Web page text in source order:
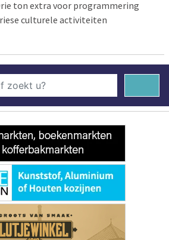
ton extra voor programmering
culturele activiteiten